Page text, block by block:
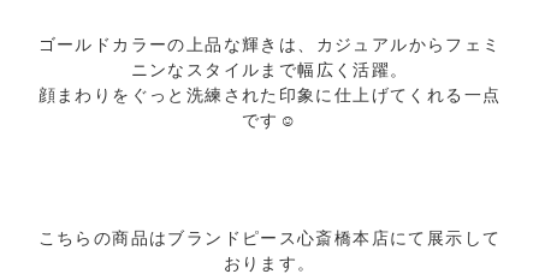
ゴールドカラーの上品な輝きは、 カジュアルからフェミ
ニンなスタイルまで幅広く活躍。
顔まわりをぐっと洗練された印象に仕上げてくれる一点
です☺
こちらの商品はブランドピース心斎橋本店にて展示して
おります。